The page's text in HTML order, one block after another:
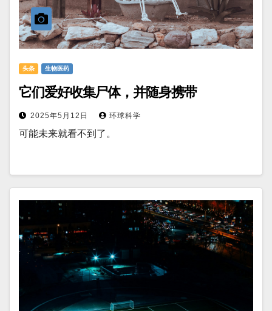
头条 生物医药
它们爱好收集尸体，并随身携带
2025年5月12日 环球科学
可能未来就看不到了。